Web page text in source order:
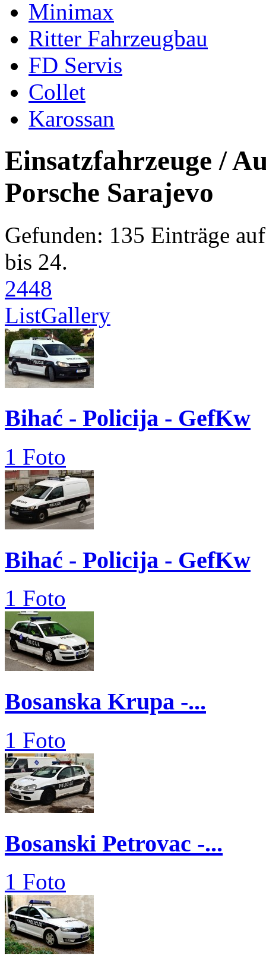
Minimax
Ritter Fahrzeugbau
FD Servis
Collet
Karossan
Einsatzfahrzeuge /
Porsche Sarajevo
Gefunden: 135 Einträge
bis 24.
2448
ListGallery
Bihać - Policija - GefKw
1 Foto
Bihać - Policija - GefKw
1 Foto
Bosanska Krupa -...
1 Foto
Bosanski Petrovac -...
1 Foto